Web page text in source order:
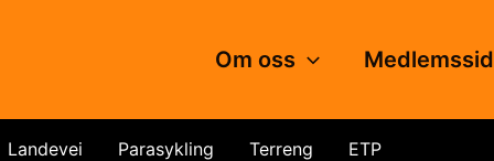
Om oss
Landevei Parasykling Terreng ETP